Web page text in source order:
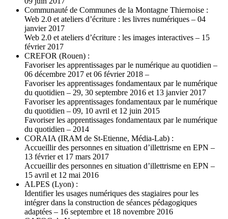
Communauté de Communes de la Montagne Thiernoise :
Web 2.0 et ateliers d’écriture : les livres numériques – 04
janvier 2017
Web 2.0 et ateliers d’écriture : les images interactives – 15
février 2017
CREFOR (Rouen) :
Favoriser les apprentissages par le numérique au quotidien –
06 décembre 2017 et 06 février 2018 –
Favoriser les apprentissages fondamentaux par le numérique
du quotidien – 29, 30 septembre 2016 et 13 janvier 2017
Favoriser les apprentissages fondamentaux par le numérique
du quotidien – 09, 10 avril et 12 juin 2015
Favoriser les apprentissages fondamentaux par le numérique
du quotidien – 2014
CORAIA (IRAM de St-Etienne, Média-Lab) :
Accueillir des personnes en situation d’illettrisme en EPN –
13 février et 17 mars 2017
Accueillir des personnes en situation d’illettrisme en EPN –
15 avril et 12 mai 2016
ALPES (Lyon) :
Identifier les usages numériques des stagiaires pour les
intégrer dans la construction de séances pédagogiques
adaptées – 16 septembre et 18 novembre 2016